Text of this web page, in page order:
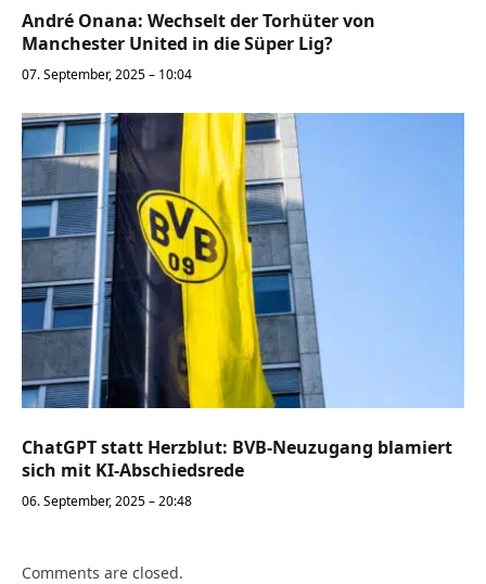
André Onana: Wechselt der Torhüter von
Manchester United in die Süper Lig?
07. September, 2025 – 10:04
ChatGPT statt Herzblut: BVB-Neuzugang blamiert
sich mit KI-Abschiedsrede
06. September, 2025 – 20:48
Comments are closed.